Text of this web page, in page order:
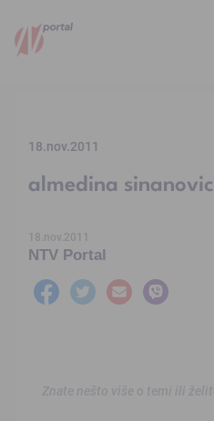
18.nov.2011
almedina sinanovic
18.nov.2011
NTV Portal